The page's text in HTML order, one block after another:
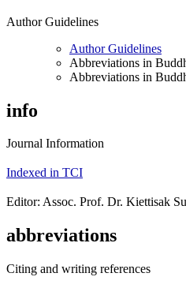
Author Guidelines
Author Guidelines
Abbreviations in
Abbreviations in
info
Journal Information
Indexed in TCI
Editor: Assoc. Prof. Dr. Kiettisak
abbreviations
Citing and writing references